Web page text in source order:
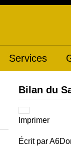
Services
Bilan du
Imprimer
Écrit par